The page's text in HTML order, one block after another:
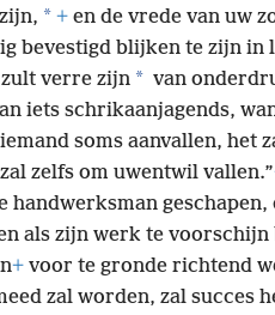
* + en de vrede van uw
bevestigd blijken te zijn in
verre zijn * van
iets schrikaanjagends,
soms aanvallen, het
zelfs om uwentwil vallen.”
handwerksman
als zijn werk te
+ voor te gronde richtend
zal worden, zal succes